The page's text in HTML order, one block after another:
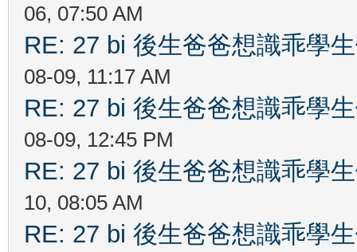
06, 07:50 AM
RE: 27 bi 後生爸爸想識乖學
08-09, 11:17 AM
RE: 27 bi 後生爸爸想識乖學
08-09, 12:45 PM
RE: 27 bi 後生爸爸想識乖學
10, 08:05 AM
RE: 27 bi 後生爸爸想識乖學